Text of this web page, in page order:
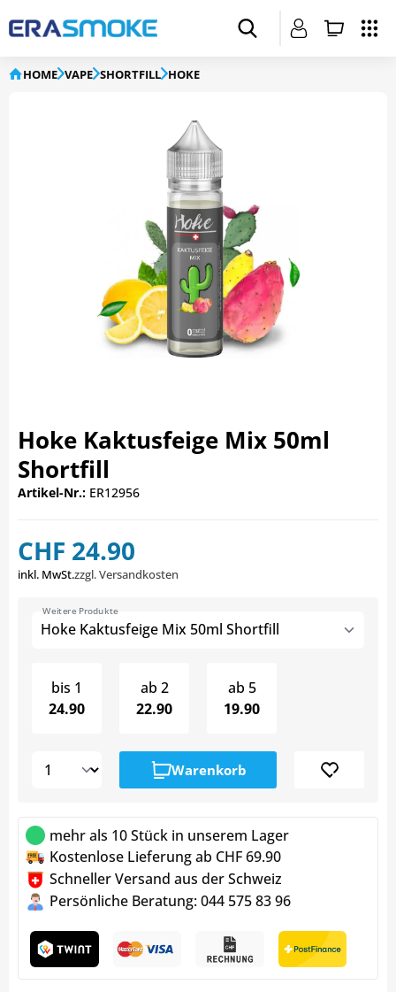
HOME VAPE SHORTFILL HOKE
Hoke Kaktusfeige Mix 50ml
Shortfill
Artikel-Nr.: ER12956
CHF 24.90
inkl. MwSt.zzgl. Versandkosten
Hoke Kaktusfeige Mix 50ml Shortfill
Weitere Produkte
bis 1
24.90
ab 2
22.90
ab 5
19.90
Warenkorb
mehr als 10 Stück in unserem Lager
Kostenlose Lieferung ab CHF 69.90
Schneller Versand aus der Schweiz
Persönliche Beratung: 044 575 83 96